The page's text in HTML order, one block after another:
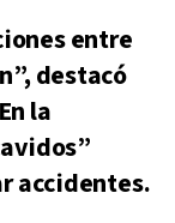
entre
destacó
la
accidentes.